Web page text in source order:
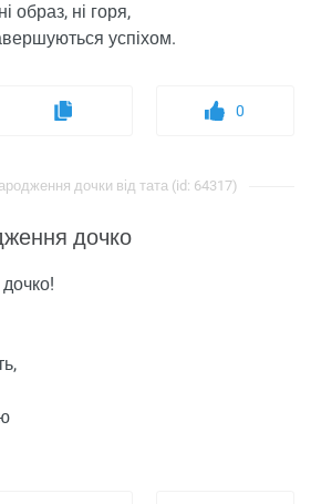
образ, ні горя,
успіхом.
0
дочки від тата (id: 64317)
дочко